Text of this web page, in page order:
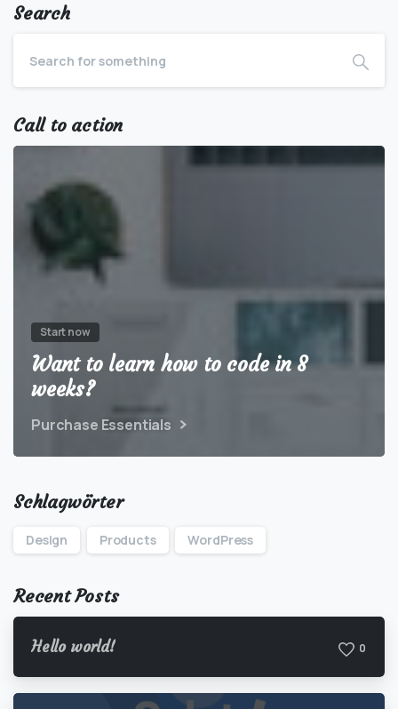
Search
Call to action
Start now
Want to learn how to code in 8
weeks?
Purchase Essentials
Schlagwörter
Design Products WordPress
Recent Posts
Hello world! 0